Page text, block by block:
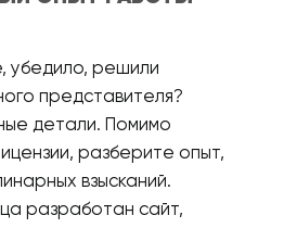
убедило, решили
представителя?
детали. Помимо
разберите опыт,
взысканий.
разработан сайт,